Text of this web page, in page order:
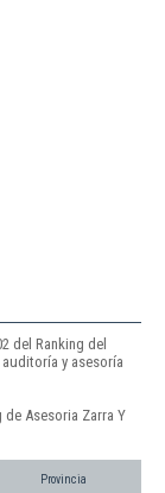
del Ranking del
y asesoría
Asesoria Zarra Y
Provincia